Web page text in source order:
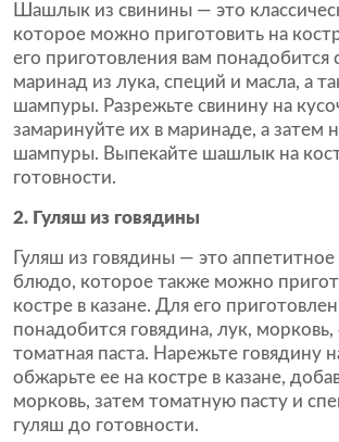
Шашлык из свинины — это
которое можно приготовить на
его приготовления вам понадобится
маринад из лука, специй и масла, а
шампуры. Разрежьте свинину на
замаринуйте их в маринаде, а затем
шампуры. Выпекайте шашлык на
готовности.
2. Гуляш из говядины
Гуляш из говядины — это
блюдо, которое также можно
костре в казане. Для его
понадобится говядина, лук, морковь,
томатная паста. Нарежьте говядину
обжарьте ее на костре в казане,
морковь, затем томатную пасту и
гуляш до готовности.